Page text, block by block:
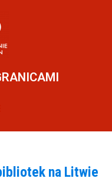
na Litwie